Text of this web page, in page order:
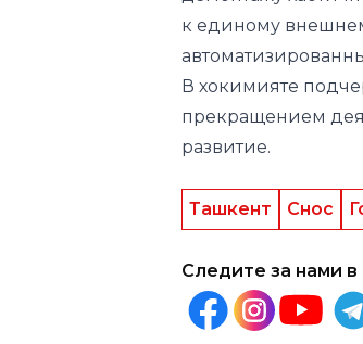
к единому
В хокимияте
прекращением
развитие.
Ташкент Снос
Следите за нами в